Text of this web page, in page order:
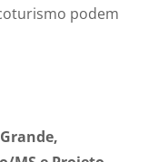
podem